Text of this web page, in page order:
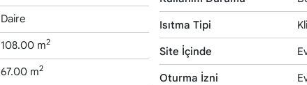
Daire
108.00 m2
67.00 m2
Isıtma Tipi
Site İçinde
Oturma İzni